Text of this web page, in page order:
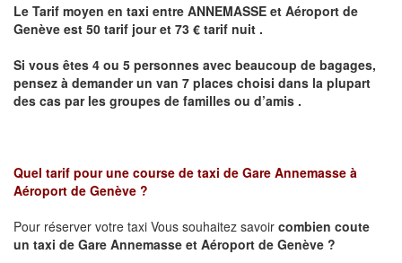
Le Tarif moyen en taxi entre ANNEMASSE et Aéroport de
Genève est 50 tarif jour et 73 € tarif nuit .
Si vous êtes 4 ou 5 personnes avec beaucoup de bagages,
pensez à demander un van 7 places choisi dans la plupart
des cas par les groupes de familles ou d’amis .
Quel tarif pour une course de taxi de Gare Annemasse à
Aéroport de Genève ?
Pour réserver votre taxi Vous souhaitez savoir combien coute
un taxi de Gare Annemasse et Aéroport de Genève ?